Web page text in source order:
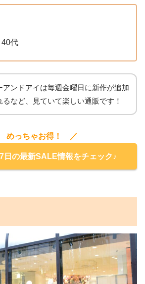
代
アンドアイは毎週金曜日に新作が追加
るなど、見ていて楽しい通販です！
めっちゃお得！ ／
日の最新SALE情報をチェック♪